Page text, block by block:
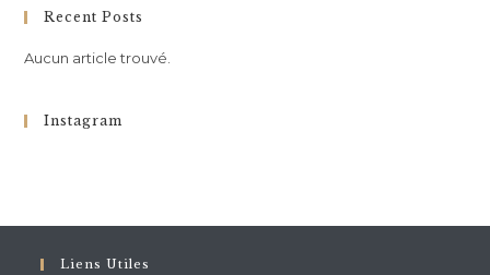
Recent Posts
Aucun article trouvé.
Instagram
Liens Utiles